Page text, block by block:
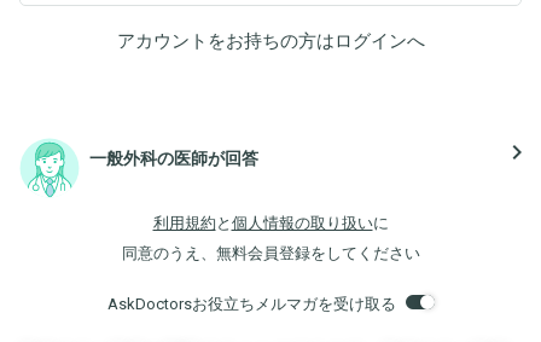
アカウントをお持ちの方はログインへ
一般外科の医師が回答 navigate_next
利用規約 と 個人情報の取り扱いに
同意のうえ、無料会員登録をしてください
AskDoctorsお役立ちメルマガを受け取る